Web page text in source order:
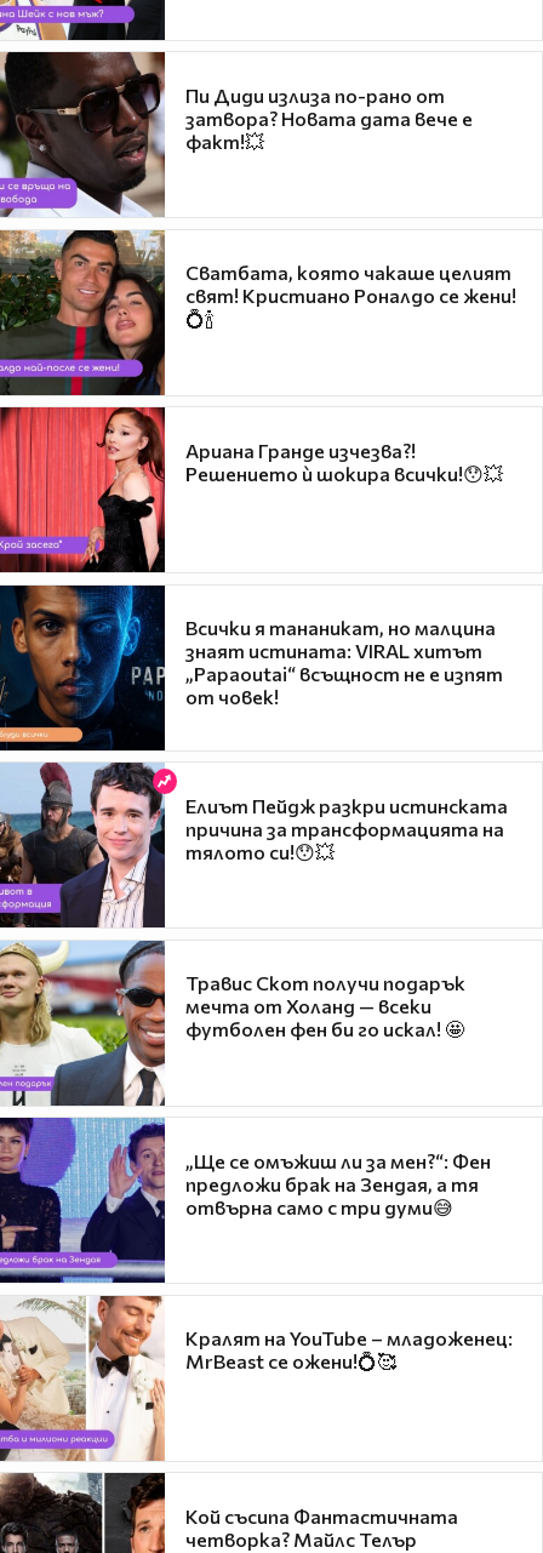
Пи Диди излиза по-рано от
затвора? Новата дата вече е
факт!💥
Сватбата, която чакаше целият
свят! Кристиано Роналдо се жени!
💍🍾
Ариана Гранде изчезва?!
Решението ѝ шокира всички!😯💥
Всички я тананикат, но малцина
знаят истината: VIRAL хитът
„Papaoutai“ всъщност не е изпят
от човек!
Елиът Пейдж разкри истинската
причина за трансформацията на
тялото си!😯💥
Травис Скот получи подарък
мечта от Холанд — всеки
футболен фен би го искал! 🤩
„Ще се омъжиш ли за мен?“: Фен
предложи брак на Зендая, а тя
отвърна само с три думи😅
Кралят на YouTube – младоженец:
MrBeast се ожени!💍🥰
Кой съсипа Фантастичната
четворка? Майлс Телър